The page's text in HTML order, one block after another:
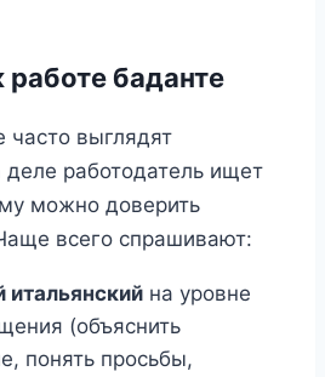
работе баданте
часто выглядят
деле работодатель ищет
можно доверить
всего спрашивают:
итальянский на уровне
(объяснить
понять просьбы,